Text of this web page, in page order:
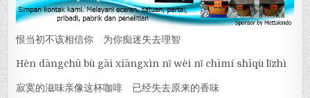
恨当初不该相信你 为你痴迷失去理智
Hèn dāngchū bù gāi xiāngxìn nǐ wèi nǐ chīmí shīqù lǐzhì
寂寞的滋味亲像这杯咖啡 已经失去原来的香味